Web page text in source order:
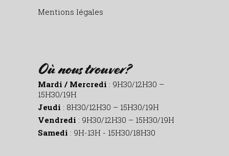
Mentions légales
Où nous trouver?
Mardi / Mercredi : 9H30/12H30 –
15H30/19H
Jeudi : 8H30/12H30 – 15H30/19H
Vendredi : 9H30/12H30 – 15H30/19H
Samedi : 9H-13H - 15H30/18H30